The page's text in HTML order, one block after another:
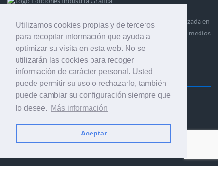
Utilizamos cookies propias y de terceros
para recopilar información que ayuda a
optimizar su visita en esta web. No se
utilizarán las cookies para recoger
información de carácter personal. Usted
puede permitir su uso o rechazarlo, también
puede cambiar su configuración siempre que
lo desee. Más información
Aceptar
Ediciones Industria Gráfica es una empresa editora especializada en
el mercado de la comunicación gráfica que engloba diversos medios
profesionales especializados en el mercado gráfico, la
comunicación visual y el envasado.
Ediciones Industria Gráfica, S.C.P.